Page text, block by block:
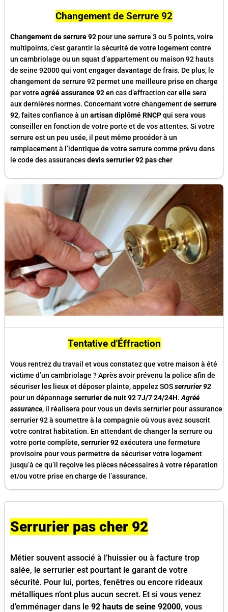
Changement de Serrure 92
Changement de serrure 92pour une serrure 3 ou 5 points, voire
multipoints, c’est garantir la sécurité de votre logement contre
un cambriolage ou un squat d’appartement ou maison 92 hauts
de seine 92000 qui vont engager davantage de frais. De plus, le
changement de serrure 92 permet une meilleure prise en charge
par votre agréé assurance 92en cas d’effraction car elle sera
aux dernières normes. Concernant votre changement de serrure
92, faites confiance à un artisan diplômé RNCPqui sera vous
conseiller en fonction de votre porte et de vos attentes. Si votre
serrure est un peu usée, il peut même procéder à un
remplacement à l’identique de votre serrure comme prévu dans
le code des assurancesdevis serrurier 92 pas cher
Tentative d'Éffraction
Vous rentrez du travail et vous constatez que votre maison à été
victime d’un cambriolage ? Après avoir prévenu la police afin de
sécuriser les lieux et déposer plainte, appelez SOSserrurier 92
pour un dépannage serrurier de nuit 92 7J/7 24/24H. Agréé
assurance, il réalisera pour vous un devis serrurier pour assurance
serrurier 92 à soumettre à la compagnie où vous avez souscrit
votre contrat habitation. En attendant de changer la serrure ou
votre porte complète,serrurier 92exécutera une fermeture
provisoire pour vous permettre de sécuriser votre logement
jusqu’à ce qu’il reçoive les pièces nécessaires à votre réparation
et/ou votre prise en charge de l’assurance.
Serrurier pas cher 92
Métier souvent associé à l’huissier ou à facture trop
salée, le serrurier est pourtant le garant de votre
sécurité. Pour lui, portes, fenêtres ou encore rideaux
métalliques n’ont plus aucun secret. Et si vous venez
d’emménager dans le 92 hauts de seine 92000, vous